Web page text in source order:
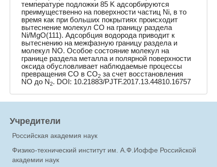
температуре подложки 85 K адсорбируются
преимущественно на поверхности частиц Ni, в то
время как при больших покрытиях происходит
вытеснение молекул СО на границу раздела
Ni/MgO(111). Адсорбция водорода приводит к
вытеснению на межфазную границу раздела и
молекул NO. Особое состояние молекул на
границе раздела металла и полярной поверхности
оксида обусловливает наблюдаемые процессы
превращения СО в СО2 за счет восстановления
NO до N2. DOI: 10.21883/PJTF.2017.13.44810.16757
Учредители
Российская академия наук
Физико-технический институт им. А.Ф.Иоффе Российской
академии наук